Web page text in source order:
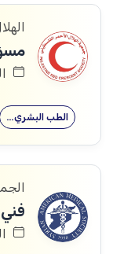
الطب البشري…
فني